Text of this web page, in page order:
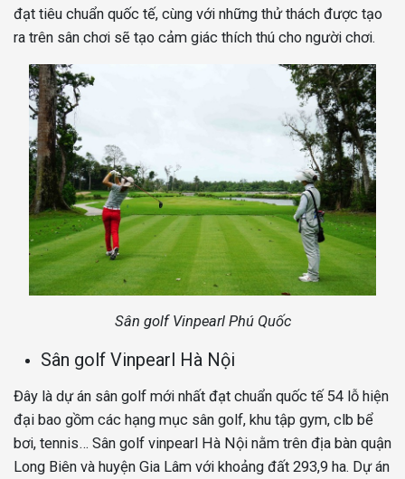
đạt tiêu chuẩn quốc tế, cùng với những thử thách được tạo
ra trên sân chơi sẽ tạo cảm giác thích thú cho người chơi.
Sân golf Vinpearl Phú Quốc
Sân golf Vinpearl Hà Nội
Đây là dự án sân golf mới nhất đạt chuẩn quốc tế 54 lỗ hiện
đại bao gồm các hạng mục sân golf, khu tập gym, clb bể
bơi, tennis… Sân golf vinpearl Hà Nội nằm trên địa bàn quận
Long Biên và huyện Gia Lâm với khoảng đất 293,9 ha. Dự án